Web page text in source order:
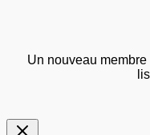
Un nouveau